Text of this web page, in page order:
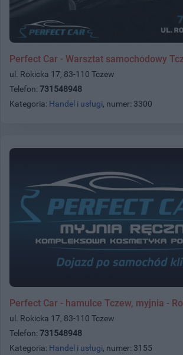
Perfect Car - Warsztat samochodowy
ul. Rokicka 17, 83-110 Tczew
Telefon: 731548948
Kategoria: Handel i usługi, numer: 3300
Perfect Car - hamulce Tczew, myjnia -
ul. Rokicka 17, 83-110 Tczew
Telefon: 731548948
Kategoria: Handel i usługi, numer: 3155